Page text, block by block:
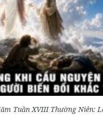
Tuần XVIII Thường Niên: